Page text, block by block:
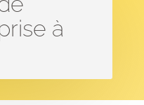
à